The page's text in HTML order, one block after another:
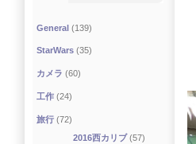
General (139)
StarWars (35)
カメラ (60)
工作 (24)
旅行 (72)
2016西カリブ(57)